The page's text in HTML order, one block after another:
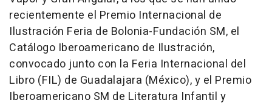
recientemente el Premio Internacional de
Ilustración Feria de Bolonia-Fundación SM, el
Catálogo Iberoamericano de Ilustración,
convocado junto con la Feria Internacional del
Libro (FIL) de Guadalajara (México), y el Premio
Iberoamericano SM de Literatura Infantil y